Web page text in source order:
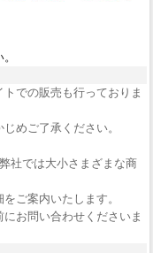
での販売も行っておりま
めご了承ください。
社では大小さまざまな商
ご案内いたします。
お問い合わせくださいま